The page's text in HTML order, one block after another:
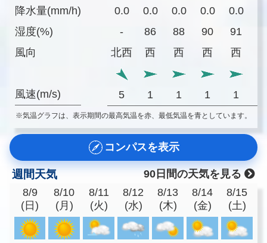
降水量(mm/h)
湿度(%)
風向
風速(m/s)
0.0 0.0 0.0 0.0 0.0
-
86 88 90 91
北西
西 西 西 西
5 1 1 1 1
※気温グラフは、表示期間の最高気温を赤、最低気温を青としています。
コンパスを表示
週間天気
90日間の天気を見る
8/9
(日)
8/10
(月)
8/11
(火)
8/12
(水)
8/13
(木)
8/14
(金)
8/15
(土)